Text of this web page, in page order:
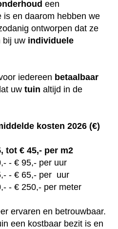
een
is en daarom hebben we
ontworpen dat ze
bij uw individuele
iedereen betaalbaar
uw tuin altijd in de
kosten 2026 (€)
tot € 45,- per m2
- € 95,- per uur
- € 65,- per uur
- € 250,- per meter
ervaren en betrouwbaar.
een kostbaar bezit is en